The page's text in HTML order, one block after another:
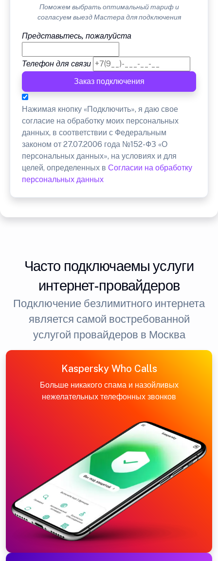
Поможем выбрать оптимальный тариф и
согласуем выезд Мастера для подключения
Представьтесь, пожалуйста
Телефон для связи
Заказ подключения
Нажимая кнопку «Подключить», я даю свое
согласие на обработку моих персональных
данных, в соответствии с Федеральным
законом от 27.07.2006 года №152-ФЗ «О
персональных данных», на условиях и для
целей, определенных в Согласии на обработку
персональных данных
Часто подключаемы услуги
интернет-провайдеров
Подключение безлимитного интернета
является самой востребованной
услугой провайдеров в Москва
Kaspersky Who Calls
Больше никакого спама и назойливых
нежелательных телефонных звонков